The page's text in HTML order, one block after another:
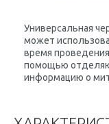
Универсальная
может
время
помощью
информацию о